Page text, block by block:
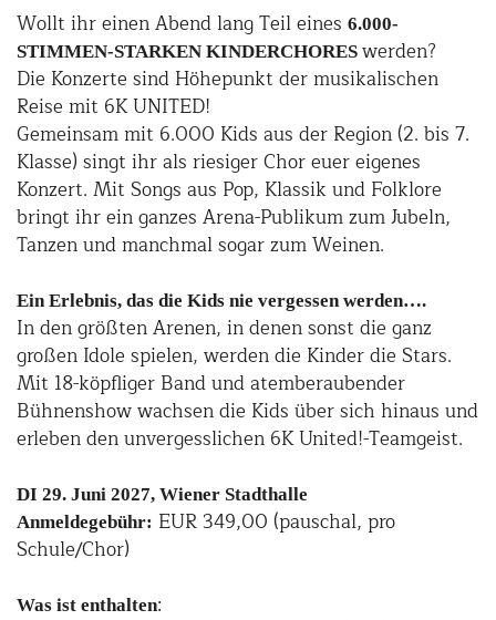
Wollt ihr einen Abend lang Teil eines 6.000-
STIMMEN-STARKEN KINDERCHORES werden?
Die Konzerte sind Höhepunkt der musikalischen
Reise mit 6K UNITED!
Gemeinsam mit 6.000 Kids aus der Region (2. bis 7.
Klasse) singt ihr als riesiger Chor euer eigenes
Konzert. Mit Songs aus Pop, Klassik und Folklore
bringt ihr ein ganzes Arena-Publikum zum Jubeln,
Tanzen und manchmal sogar zum Weinen.
Ein Erlebnis, das die Kids nie vergessen werden….
In den größten Arenen, in denen sonst die ganz
großen Idole spielen, werden die Kinder die Stars.
Mit 18-köpfliger Band und atemberaubender
Bühnenshow wachsen die Kids über sich hinaus und
erleben den unvergesslichen 6K United!-Teamgeist.
DI 29. Juni 2027, Wiener Stadthalle
Anmeldegebühr: EUR 349,00 (pauschal, pro
Schule/Chor)
Was ist enthalten: